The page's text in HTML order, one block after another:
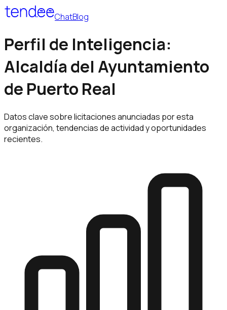
ChatBlog
Perfil de Inteligencia:
Alcaldía del Ayuntamiento
de Puerto Real
Datos clave sobre licitaciones anunciadas por esta
organización, tendencias de actividad y oportunidades
recientes.